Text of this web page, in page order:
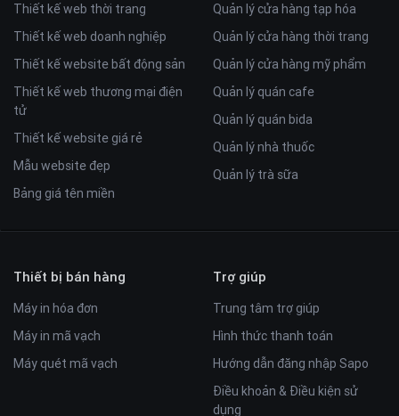
Thiết kế web thời trang
Thiết kế web doanh nghiệp
Thiết kế website bất động sản
Thiết kế web thương mại điện
tử
Thiết kế website giá rẻ
Mẫu website đẹp
Bảng giá tên miền
Quản lý cửa hàng tạp hóa
Quản lý cửa hàng thời trang
Quản lý cửa hàng mỹ phẩm
Quản lý quán cafe
Quản lý quán bida
Quản lý nhà thuốc
Quản lý trà sữa
Thiết bị bán hàng
Máy in hóa đơn
Máy in mã vạch
Máy quét mã vạch
Trợ giúp
Trung tâm trợ giúp
Hình thức thanh toán
Hướng dẫn đăng nhập Sapo
Điều khoản & Điều kiện sử
dụng